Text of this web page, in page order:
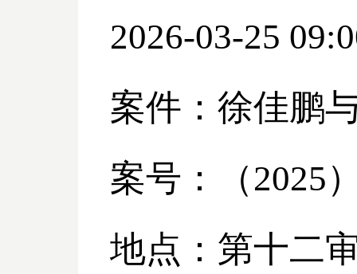
2026-03-25
案件：徐佳鹏
案号：（2025
地点：第十二